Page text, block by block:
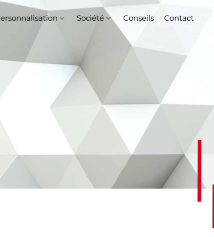
Société Conseils Contact